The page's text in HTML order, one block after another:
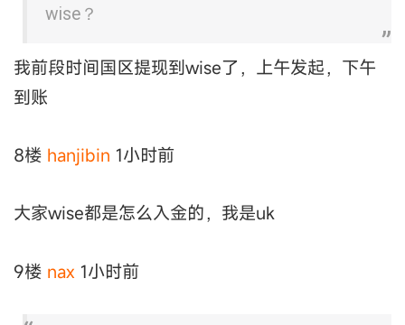
wise？
我前段时间国区提现到wise了，上午发起，下午
到账
8楼 hanjibin 1小时前
大家wise都是怎么入金的，我是uk
9楼 nax 1小时前